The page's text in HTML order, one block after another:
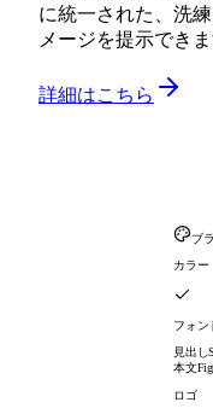
に統一された、洗
メージを提示できま
詳細はこちら
ブ
カラー
フォン
見出し
本文
ロゴ